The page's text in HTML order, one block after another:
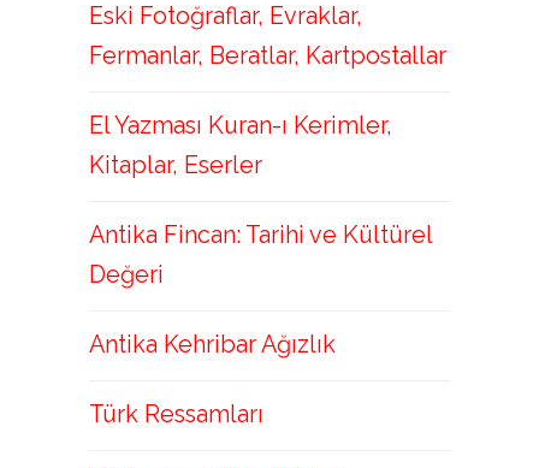
Eski Fotoğraflar, Evraklar,
Fermanlar, Beratlar, Kartpostallar
El Yazması Kuran-ı Kerimler,
Kitaplar, Eserler
Antika Fincan: Tarihi ve Kültürel
Değeri
Antika Kehribar Ağızlık
Türk Ressamları